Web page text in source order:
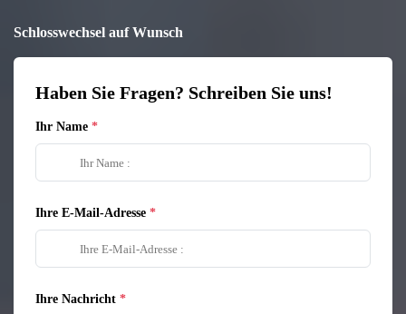
Schlosswechsel auf Wunsch
Haben Sie Fragen? Schreiben Sie uns!
Ihr Name
Ihre E-Mail-Adresse
Ihre Nachricht